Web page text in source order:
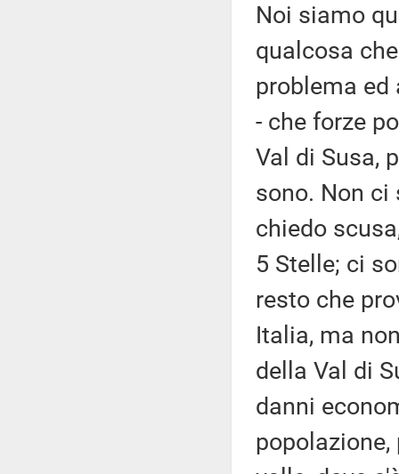
Noi siamo
qualcosa
problema ed
- che forze
Val di Susa,
sono. Non ci
chiedo
5 Stelle; ci
resto che
Italia, ma
della Val di
danni